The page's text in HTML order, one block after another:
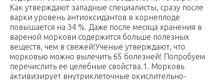
Как утверждают западные специалисты, сразу после
варки уровень антиоксидантов в корнеплоде
повышается на 34 %. Даже после месяца хранения в
вареной моркови содержится больше полезных
веществ, чем в свежей!Ученые утверждают, что
морковью можно вылечить 65 болезней! Попробуем
перечислить ее целебные свойства.1. Морковь
активизирует внутриклеточные окислительно-